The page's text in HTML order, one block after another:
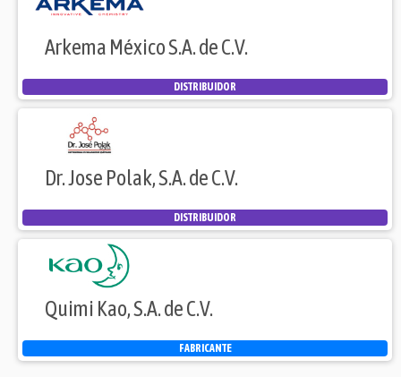
Arkema México S.A. de C.V.
DISTRIBUIDOR
Dr. Jose Polak, S.A. de C.V.
DISTRIBUIDOR
Quimi Kao, S.A. de C.V.
FABRICANTE